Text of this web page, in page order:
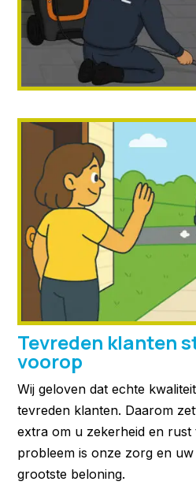
Tevreden klanten
voorop
Wij geloven dat echte
tevreden klanten. Daarom
extra om u zekerheid en rust
probleem is onze zorg en
grootste beloning.